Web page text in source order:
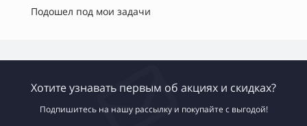
Подошел под мои задачи
Хотите узнавать первым об акциях и скидках?
Подпишитесь на нашу рассылку и покупайте с выгодой!